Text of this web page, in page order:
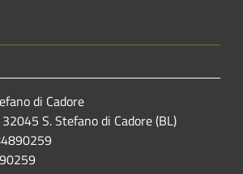
di Cadore
S. Stefano di Cadore (BL)